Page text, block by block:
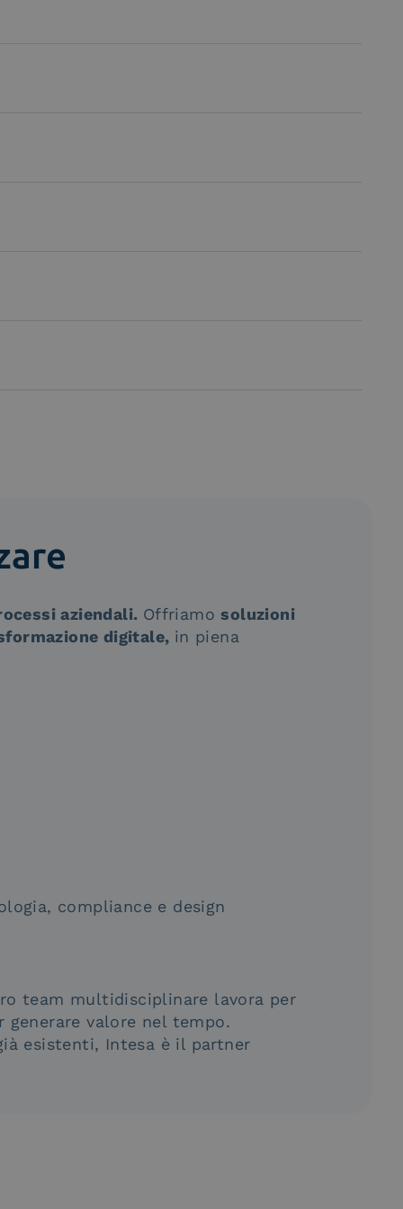
aziendali. Offriamosoluzioni
digitale, in piena
compliance e design
team multidisciplinare lavora per
valore nel tempo.
esistenti, Intesa è il partner